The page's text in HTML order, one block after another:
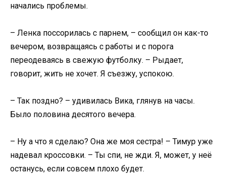
начались проблемы.
– Ленка поссорилась с парнем, – сообщил он как-то
вечером, возвращаясь с работы и с порога
переодеваясь в свежую футболку. – Рыдает,
говорит, жить не хочет. Я съезжу, успокою.
– Так поздно? – удивилась Вика, глянув на часы.
Было половина десятого вечера.
– Ну а что я сделаю? Она же моя сестра! – Тимур уже
надевал кроссовки. – Ты спи, не жди. Я, может, у неё
останусь, если совсем плохо будет.